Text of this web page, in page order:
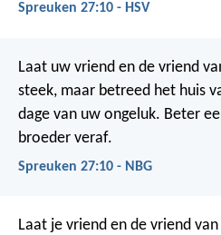
Spreuken 27:10 - HSV
Laat uw vriend en de vriend
steek, maar betreed het huis
dage van uw ongeluk. Beter
broeder veraf.
Spreuken 27:10 - NBG
Laat je vriend en de vriend